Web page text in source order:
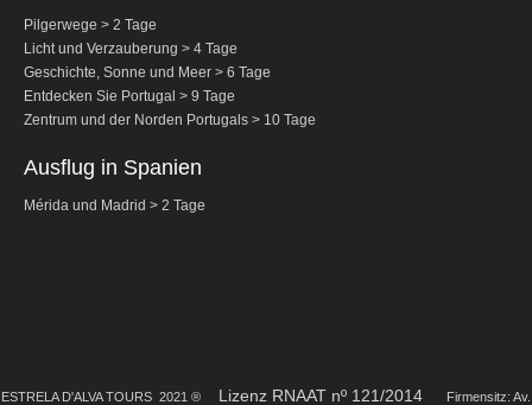
The Lisbon Walk & Talk Street Art Tour
Route der Kacheln
Die Portuguiesische 'Calçada'
Weintouren
Alentejo mit Wein- und Olivenölverkostung
Evora & Cartuxa
Pilgerwege > 2 Tage
Licht und Verzauberung > 4 Tage
Geschichte, Sonne und Meer > 6 Tage
Entdecken Sie Portugal > 9 Tage
Zentrum und der Norden Portugals > 10 Tage
Ausflug in Spanien
Mérida und Madrid > 2 Tage
ESTRELA D'ALVA TOURS 2021 ® Lizenz RNAAT nº 121/2014 Firmensitz: Av.